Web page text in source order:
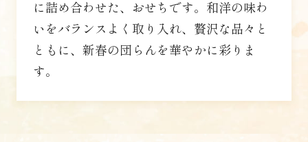
に詰め合わせた、おせちです。和洋の味わ
いをバランスよく取り入れ、贅沢な品々と
ともに、新春の団らんを華やかに彩りま
す。